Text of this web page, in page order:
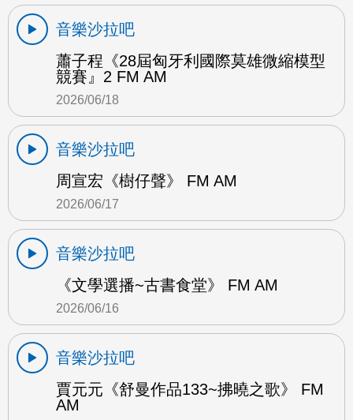
音樂沙拉吧
蕭子程《28屆匈牙利國際莫雄微縮模型
競賽』2 FM AM
2026/06/18
音樂沙拉吧
周宣宏《樹仔聲》 FM AM
2026/06/17
音樂沙拉吧
《文學選播~古書食堂》 FM AM
2026/06/16
音樂沙拉吧
賈元元《舒曼作品133~拂曉之歌》 FM
AM